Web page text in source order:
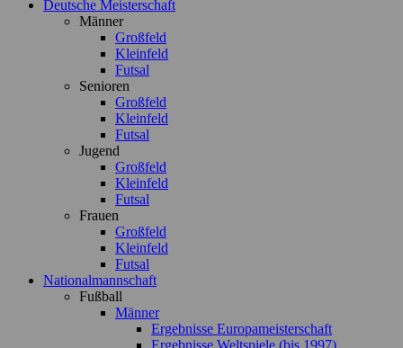
Deutsche Meisterschaft
Männer
Großfeld
Kleinfeld
Futsal
Senioren
Großfeld
Kleinfeld
Futsal
Jugend
Großfeld
Kleinfeld
Futsal
Frauen
Großfeld
Kleinfeld
Futsal
Nationalmannschaft
Fußball
Männer
Ergebnisse Europameisterschaft
Ergebnisse Weltspiele (bis 1997)